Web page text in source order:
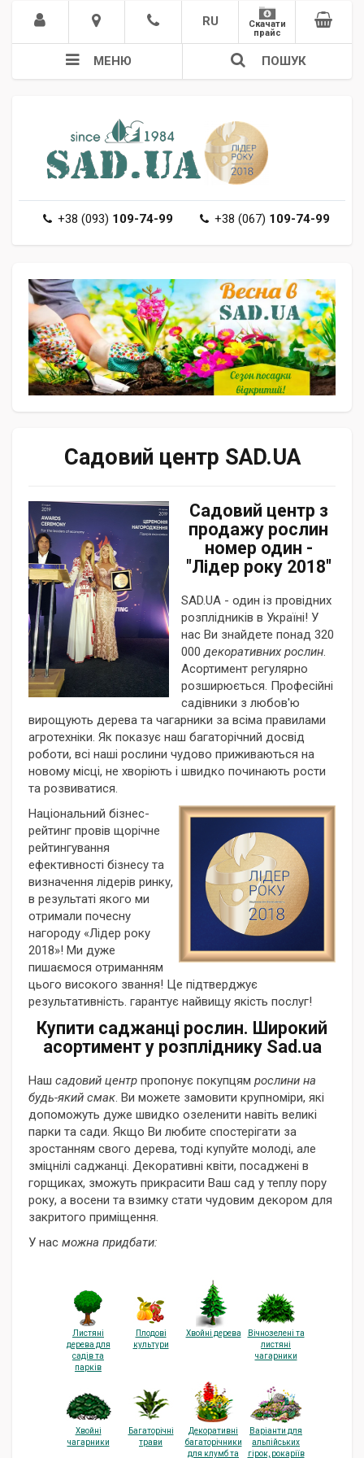
RU
Скачати
прайс
МЕНЮ ПОШУК
+38 (093) 109-74-99 +38 (067) 109-74-99
Садовий центр SAD.UA
Садовий центр з
продажу рослин
номер один -
"Лідер року 2018"
SAD.UA - один із провідних
розплідників в Україні! У
нас Ви знайдете понад 320
000декоративних рослин.
Асортимент регулярно
розширюється. Професійні
садівники з любов'ю
вирощують дерева та чагарники за всіма правилами
агротехніки. Як показує наш багаторічний досвід
роботи, всі наші рослини чудово приживаються на
новому місці, не хворіють і швидко починають рости
та розвиватися.
Національний бізнес-
рейтинг провів щорічне
рейтингування
ефективності бізнесу та
визначення лідерів ринку,
в результаті якого ми
отримали почесну
нагороду «Лідер року
2018»! Ми дуже
пишаємося отриманням
цього високого звання! Це підтверджує
результативність. гарантує найвищу якість послуг!
Купити саджанці рослин. Широкий
асортимент у розпліднику Sad.ua
Наш садовий центр пропонує покупцям рослини на
будь-який смак. Ви можете замовити крупноміри, які
допоможуть дуже швидко озеленити навіть великі
парки та сади. Якщо Ви любите спостерігати за
зростанням свого дерева, тоді купуйте молоді, але
зміцнілі саджанці. Декоративні квіти, посаджені в
горщиках, зможуть прикрасити Ваш сад у теплу пору
року, а восени та взимку стати чудовим декором для
закритого приміщення.
У нас можна придбати:
Листяні
дерева для
садів та
парків
Плодові
культури
Хвойні дерева
Вічнозелені та
листяні
чагарники
Хвойні
чагарники
Багаторічні
трави
Декоративні
багаторічники
для клумб та
Варіанти для
альпійських
гірок, рокаріїв